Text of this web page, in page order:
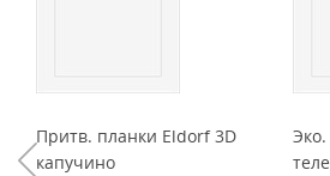
Притв. планки Eldorf 3D
капучино